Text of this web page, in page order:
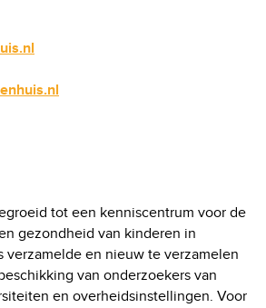
tot een kenniscentrum voor de
gezondheid van kinderen in
verzamelde en nieuw te verzamelen
van onderzoekers van
en overheidsinstellingen. Voor